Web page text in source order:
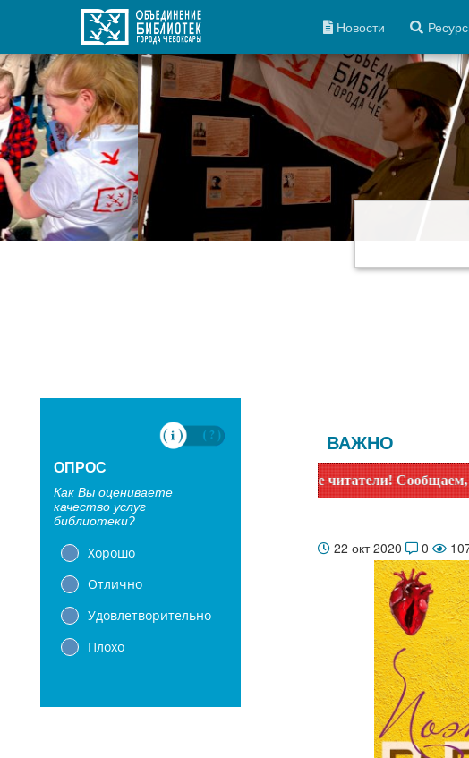
Новости
ОПРОС
Как Вы оцениваете
качество услуг
библиотеки?
Хорошо
Отлично
Удовлетворительно
Плохо
ВАЖНО
Уважаемые читатели! Сообщаем, что
22 окт 2020 0